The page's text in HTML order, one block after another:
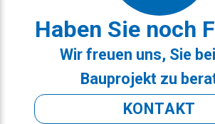
Haben Sie noch
Wir freuen uns, Sie
Bauprojekt zu
KONTAKT